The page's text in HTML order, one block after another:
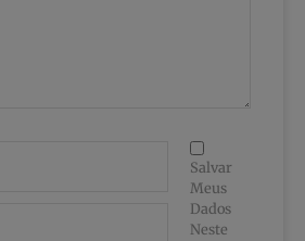
Salvar
Meus
Dados
Neste